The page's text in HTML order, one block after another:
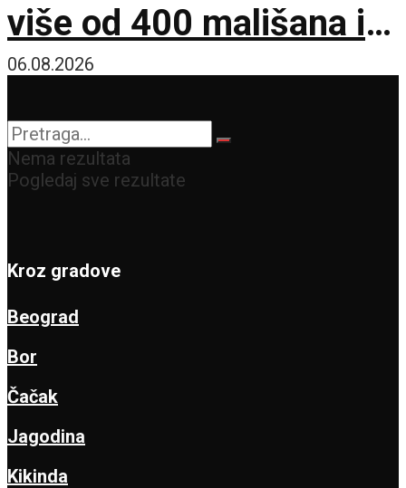
više od 400 mališana iz
17 zemalja
06.08.2026
Nema rezultata
Pogledaj sve rezultate
Kroz gradove
Beograd
Bor
Čačak
Jagodina
Kikinda